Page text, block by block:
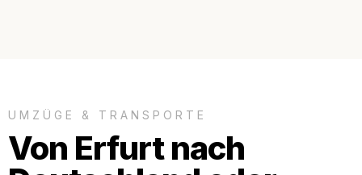
UMZÜGE & TRANSPORTE
Von Erfurt nach